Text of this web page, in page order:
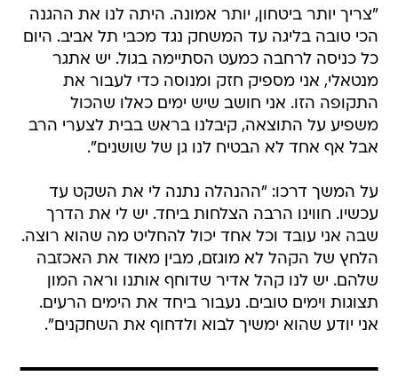
"צריך יותר ביטחון, יותר אמונה. היתה לנו את ההגנה
הכי טובה בליגה עד המשחק נגד מכבי תל אביב. היום
כל כניסה לרחבה כמעט הסתיימה בגול. יש אתגר
מנטאלי, אני מספיק חזק ומנוסה כדי לעבור את
התקופה הזו. אני חושב שיש ימים כאלו שהכול
משפיע על התוצאה, קיבלנו בראש בבית לצערי הרב
אבל אף אחד לא הבטיח לנו גן של שושנים".
על המשך דרכו: "ההנהלה נתנה לי את השקט עד
עכשיו. חווינו הרבה הצלחות ביחד. יש לי את הדרך
שבה אני עובד וכל אחד יכול להחליט מה שהוא רוצה.
הלחץ של הקהל לא מוגזם, מבין מאוד את האכזבה
שלהם. יש לנו קהל אדיר שדוחף אותנו וראה המון
תצוגות וימים טובים. נעבור ביחד את הימים הרעים.
אני יודע שהוא ימשיך לבוא ולדחוף את השחקנים".